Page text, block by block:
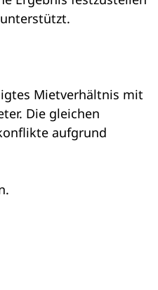
Mietverhältnis mit
Die gleichen
aufgrund